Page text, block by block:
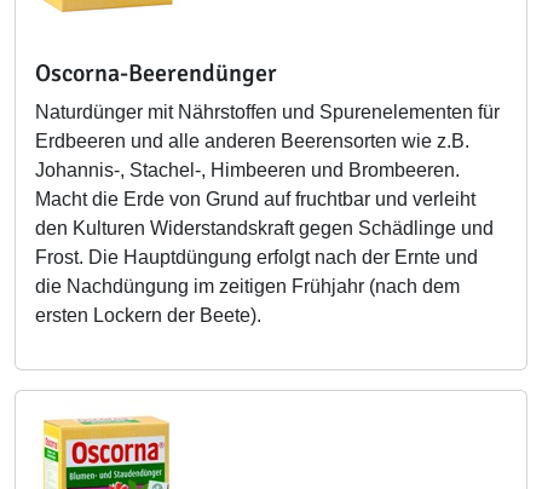
Oscorna-Beerendünger
Naturdünger mit Nährstoffen und Spurenelementen für
Erdbeeren und alle anderen Beerensorten wie z.B.
Johannis-, Stachel-, Himbeeren und Brombeeren.
Macht die Erde von Grund auf fruchtbar und verleiht
den Kulturen Widerstandskraft gegen Schädlinge und
Frost. Die Hauptdüngung erfolgt nach der Ernte und
die Nachdüngung im zeitigen Frühjahr (nach dem
ersten Lockern der Beete).